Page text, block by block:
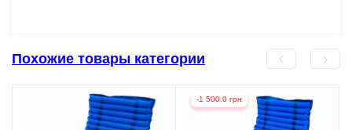
Похожие товары категории
-1 500.0 грн